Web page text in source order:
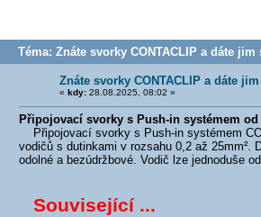
Téma: Znáte svorky CONTACLIP a dáte
Znáte svorky CONTACLIP a dáte
« kdy:28.08.2025, 08:02 »
Připojovací svorky s Push-in systémem od
Připojovací svorky s Push-in systémem
vodičů s dutinkami v rozsahu 0,2 až 25mm².
odolné a bezúdržbové. Vodič lze jednoduše
Související ...